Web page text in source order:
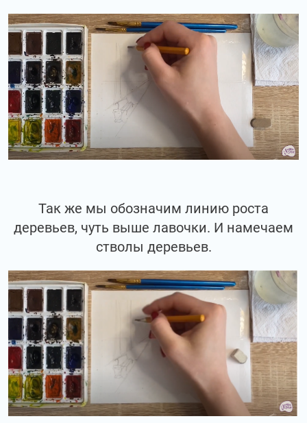
Так же мы обозначим линию роста
деревьев, чуть выше лавочки. И намечаем
стволы деревьев.